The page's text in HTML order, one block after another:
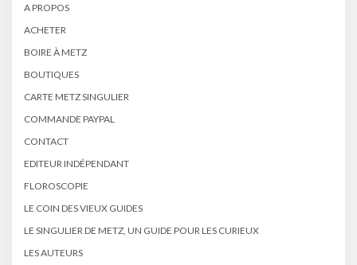
A PROPOS
ACHETER
BOIRE À METZ
BOUTIQUES
CARTE METZ SINGULIER
COMMANDE PAYPAL
CONTACT
EDITEUR INDÉPENDANT
FLOROSCOPIE
LE COIN DES VIEUX GUIDES
LE SINGULIER DE METZ, UN GUIDE POUR LES CURIEUX
LES AUTEURS